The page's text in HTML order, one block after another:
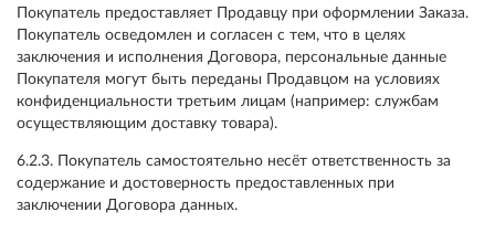
Покупатель предоставляет Продавцу при оформлении Заказа.
Покупатель осведомлен и согласен с тем, что в целях
заключения и исполнения Договора, персональные данные
Покупателя могут быть переданы Продавцом на условиях
конфиденциальности третьим лицам (например: службам
осуществляющим доставку товара).
6.2.3. Покупатель самостоятельно несёт ответственность за
содержание и достоверность предоставленных при
заключении Договора данных.